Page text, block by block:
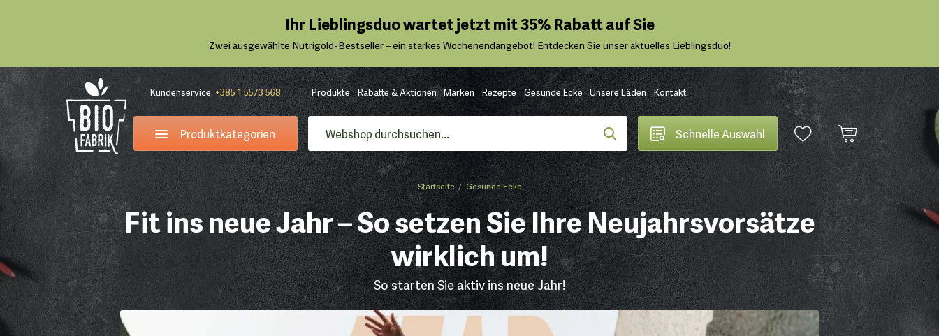
Ihr Lieblingsduo wartet jetzt mit 35% Rabatt auf Sie
Zwei ausgewählte Nutrigold-Bestseller – ein starkes Wochenendangebot! Entdecken Sie unser aktuelles Lieblingsduo!
Kundenservice: +385 1 5573 568
Produktkategorien
Produkte Rabatte & Aktionen Marken Rezepte Gesunde Ecke Unsere Läden Kontakt
Schnelle Auswahl
Startseite Gesunde Ecke
Fit ins neue Jahr – So setzen Sie Ihre Neujahrsvorsätze
wirklich um!
So starten Sie aktiv ins neue Jahr!